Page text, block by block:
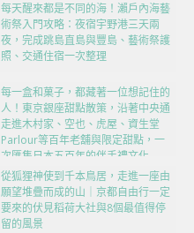
每天醒來都是不同的海！瀨戶內海藝
術祭入門攻略：夜宿宇野港三天兩
夜，完成跳島直島與豐島、藝術祭護
照、交通住宿一次整理
每一盒和菓子，都藏著一位想記住的
人！東京銀座甜點散策，沿著中央通
走進木村家、空也、虎屋、資生堂
Parlour等百年老舖與限定甜點，一
次匯集日本五百年的伴手禮文化
從狐狸神使到千本鳥居，走進一座由
願望堆疊而成的山｜京都自由行一定
要來的伏見稻荷大社與8個最值得停
留的風景